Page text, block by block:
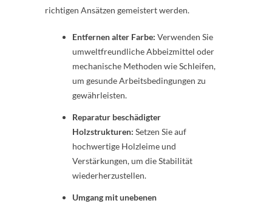
richtigen Ansätzen gemeistert werden.
Entfernen alter Farbe: Verwenden Sie
umweltfreundliche Abbeizmittel oder
mechanische Methoden wie Schleifen,
um gesunde Arbeitsbedingungen zu
gewährleisten.
Reparatur beschädigter
Holzstrukturen: Setzen Sie auf
hochwertige Holzleime und
Verstärkungen, um die Stabilität
wiederherzustellen.
Umgang mit unebenen